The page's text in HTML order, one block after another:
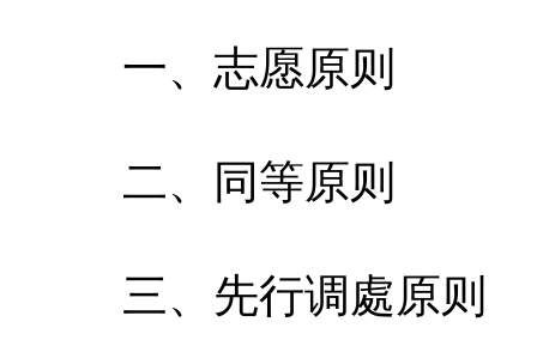
一、志愿原则
二、同等原则
三、先行调處原则